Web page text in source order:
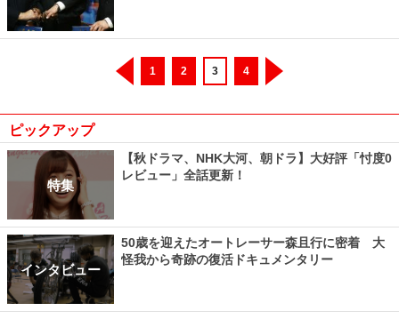
1 2 3 4
ピックアップ
特集
【秋ドラマ、NHK大河、朝ドラ】大好評「忖度0
レビュー」全話更新！
インタビュー
50歳を迎えたオートレーサー森且行に密着 大
怪我から奇跡の復活ドキュメンタリー